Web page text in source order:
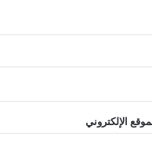
الإلكتروني